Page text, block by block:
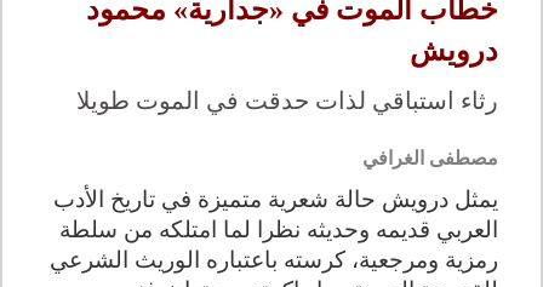
خطاب الموت في «جدارية» محمود
درويش
رثاء استباقي لذات حدقت في الموت طويلا
مصطفى الغرافي
يمثل درويش حالة شعرية متميزة في تاريخ الأدب
العربي قديمه وحديثه نظرا لما امتلكه من سلطة
رمزية ومرجعية، كرسته باعتباره الوريث الشرعي